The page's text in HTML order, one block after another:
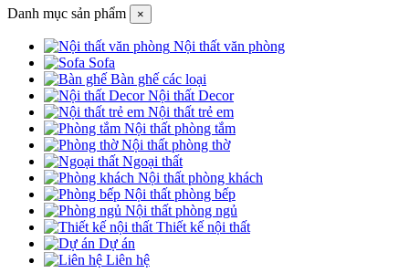
Danh mục sản phẩm ×
Nội thất văn phòng
Sofa
Bàn ghế các loại
Nội thất Decor
Nội thất trẻ em
Nội thất phòng tắm
Nội thất phòng thờ
Ngoại thất
Nội thất phòng khách
Nội thất phòng bếp
Nội thất phòng ngủ
Thiết kế nội thất
Dự án
Liên hệ